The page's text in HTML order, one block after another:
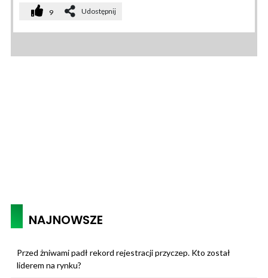
9 Udostępnij
NAJNOWSZE
Przed żniwami padł rekord rejestracji przyczep. Kto został
liderem na rynku?